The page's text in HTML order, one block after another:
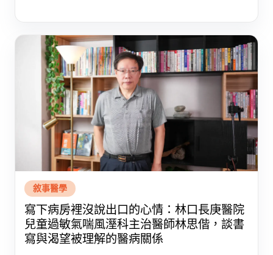
敘事醫學
寫下病房裡沒說出口的心情：林口長庚醫院
兒童過敏氣喘風溼科主治醫師林思偕，談書
寫與渴望被理解的醫病關係